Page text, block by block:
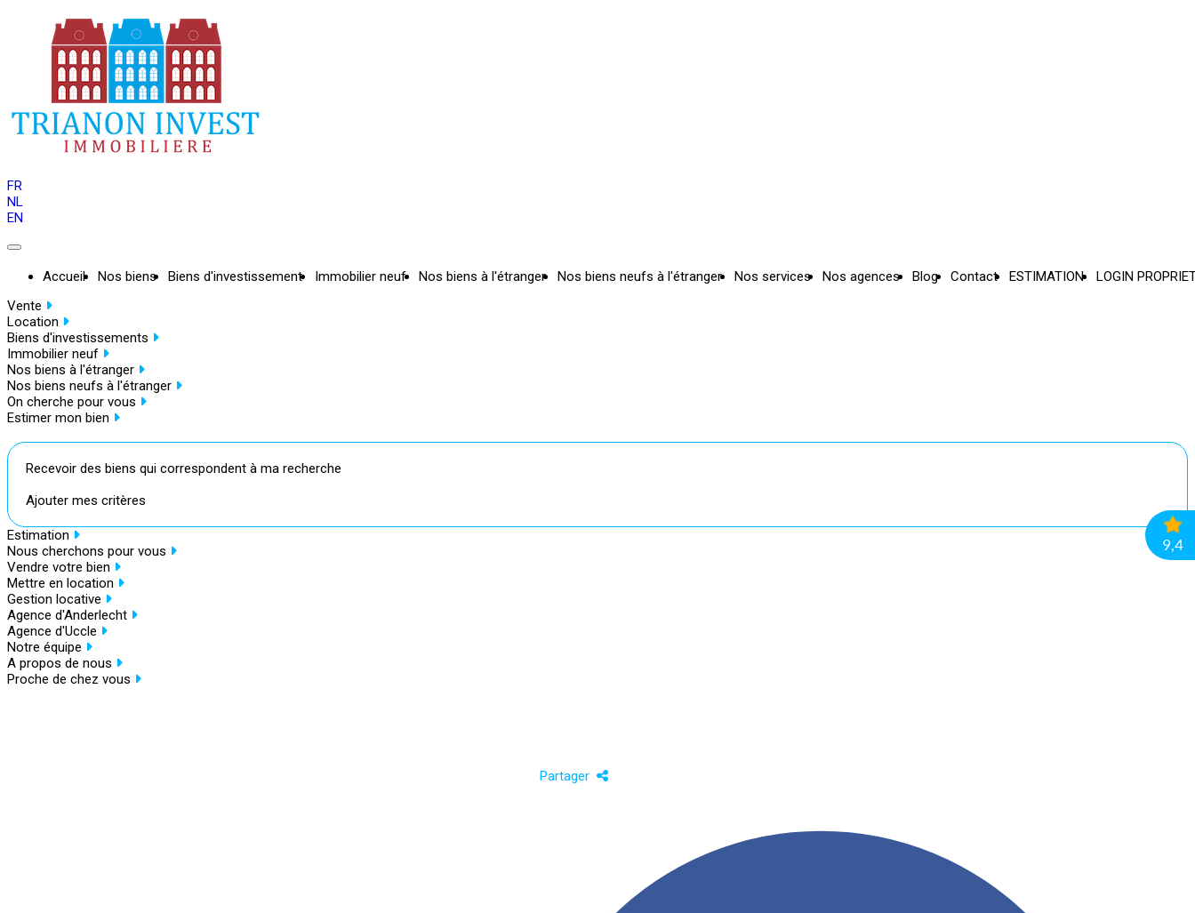
FR
NL
EN
Accueil Nos biens Biens d'investissement Immobilier neuf Nos biens à l'étranger Nos biens neufs à l'étranger Nos services Nos agences Blog Contact ESTIMATION
LOGIN
Vente
Location
Biens d'investissements
Immobilier neuf
Nos biens à l'étranger
Nos biens neufs à l'étranger
On cherche pour vous
Estimer mon bien
Recevoir des biens qui correspondent à ma recherche
Ajouter mes critères
Estimation
Nous cherchons pour vous
Vendre votre bien
Mettre en location
Gestion locative
Agence d'Anderlecht
Agence d'Uccle
Notre équipe
A propos de nous
Proche de chez vous
Partager